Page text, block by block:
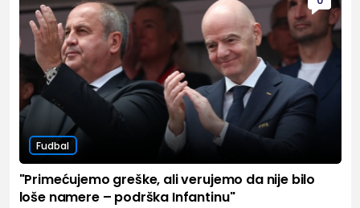
Fudbal
"Primećujemo greške, ali verujemo da nije bilo
loše namere – podrška Infantinu"